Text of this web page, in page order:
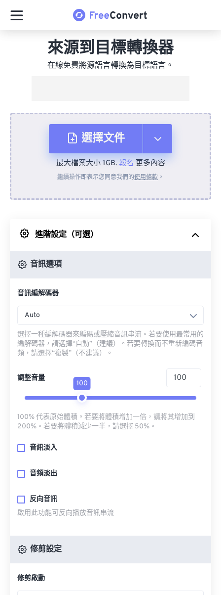
來源到目標轉換器
在線免費將源語言轉換為目標語言。
選擇文件
來自裝置
來自 Google 雲端硬碟
最大檔案大小 1GB.報名更多內容
繼續操作即表示您同意我們的使用條款 。
進階設定（可選）
音訊選項
音訊編解碼器
Auto
選擇一種編解碼器來編碼或壓縮音訊串流。若要使用最常用的
編解碼器，請選擇“自動”（建議）。若要轉換而不重新編碼音
頻，請選擇“複製”（不建議）。
調整音量
100
100% 代表原始體積。若要將體積增加一倍，請將其增加到
200%。若要將體積減少一半，請選擇 50%。
音訊淡入
音頻淡出
反向音訊
啟用此功能可反向播放音訊串流
修剪設定
修剪啟動